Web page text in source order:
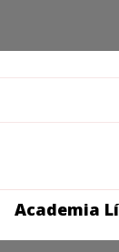
Academia